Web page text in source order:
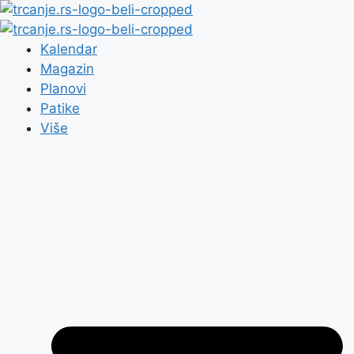
Skip to content
Kalendar
Magazin
Planovi
Patike
Više